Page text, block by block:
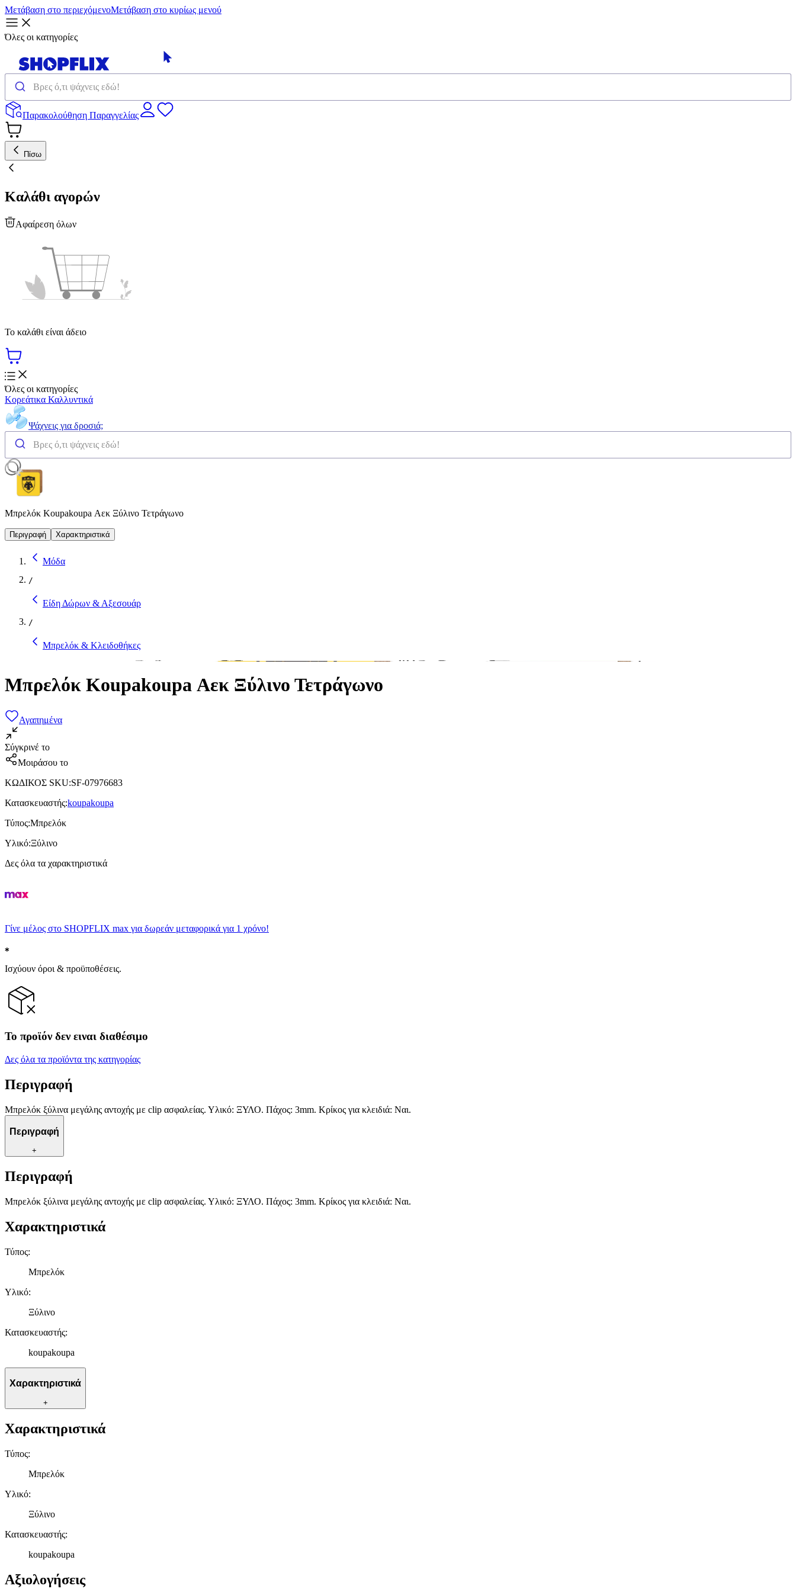
Μετάβαση στο περιεχόμενοΜετάβαση στο κυρίως μενού
Όλες οι κατηγορίες
Παρακολούθηση Παραγγελίας
Πίσω
Καλάθι αγορών
Αφαίρεση όλων
Το καλάθι είναι άδειο
Όλες οι κατηγορίες
Κορεάτικα Καλλυντικά
Ψάχνεις για δροσιά;
Μπρελόκ Koupakoupa Αεκ Ξύλινο Τετράγωνο
Περιγραφή Χαρακτηριστικά
Μόδα
/
Είδη Δώρων & Αξεσουάρ
/
Μπρελόκ & Κλειδοθήκες
Μπρελόκ Koupakoupa Αεκ Ξύλινο Τετράγωνο
Αγαπημένα
Σύγκρινέ το
Μοιράσου το
ΚΩΔΙΚΟΣ SKU:SF-07976683
Κατασκευαστής:koupakoupa
Τύπος:Μπρελόκ
Υλικό:Ξύλινο
Δες όλα τα χαρακτηριστικά
Γίνε μέλος στο SHOPFLIX max για δωρεάν μεταφορικά για 1 χρόνο!
Ισχύουν όροι & προϋποθέσεις.
Το προϊόν δεν ειναι διαθέσιμο
Δες όλα τα προϊόντα της κατηγορίας
Περιγραφή
Μπρελόκ ξύλινα μεγάλης αντοχής με clip ασφαλείας. Υλικό: ΞΥΛΟ. Πάχος: 3mm. Κρίκος για κλειδιά: Ναι.
Περιγραφή
+
Περιγραφή
Μπρελόκ ξύλινα μεγάλης αντοχής με clip ασφαλείας. Υλικό: ΞΥΛΟ. Πάχος: 3mm. Κρίκος για κλειδιά: Ναι.
Χαρακτηριστικά
Τύπος:
Μπρελόκ
Υλικό:
Ξύλινο
Κατασκευαστής:
koupakoupa
Χαρακτηριστικά
+
Χαρακτηριστικά
Τύπος:
Μπρελόκ
Υλικό:
Ξύλινο
Κατασκευαστής:
koupakoupa
Αξιολογήσεις